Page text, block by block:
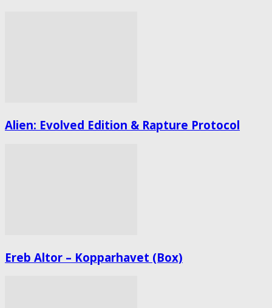
Alien: Evolved Edition & Rapture Protocol
Ereb Altor – Kopparhavet (Box)